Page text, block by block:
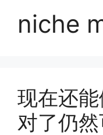
niche
现在还
对了仍